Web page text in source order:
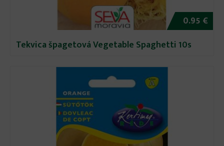
0.95 €
Tekvica špagetová Vegetable Spaghetti 10s